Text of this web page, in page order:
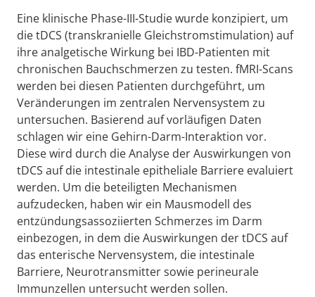
Eine klinische Phase-III-Studie wurde konzipiert, um
die tDCS (transkranielle Gleichstromstimulation) auf
ihre analgetische Wirkung bei IBD-Patienten mit
chronischen Bauchschmerzen zu testen. fMRI-Scans
werden bei diesen Patienten durchgeführt, um
Veränderungen im zentralen Nervensystem zu
untersuchen. Basierend auf vorläufigen Daten
schlagen wir eine Gehirn-Darm-Interaktion vor.
Diese wird durch die Analyse der Auswirkungen von
tDCS auf die intestinale epitheliale Barriere evaluiert
werden. Um die beteiligten Mechanismen
aufzudecken, haben wir ein Mausmodell des
entzündungsassoziierten Schmerzes im Darm
einbezogen, in dem die Auswirkungen der tDCS auf
das enterische Nervensystem, die intestinale
Barriere, Neurotransmitter sowie perineurale
Immunzellen untersucht werden sollen.